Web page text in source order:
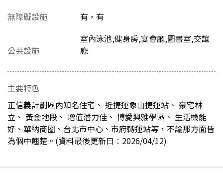
無障礙設施
有，有
公共設施
室內泳池,健身房,宴會廳,圖書室,交誼
廳
主要特色
正信義計劃區內知名住宅、 近捷運象山捷運站、 豪宅林
立、 黃金地段、 增值潛力佳、 博愛興雅學區、 生活機能
好、華納商圈、台北市中心、市府轉運站等，不論那方面皆
為個中翹楚。(資料最後更新日：2026/04/12)